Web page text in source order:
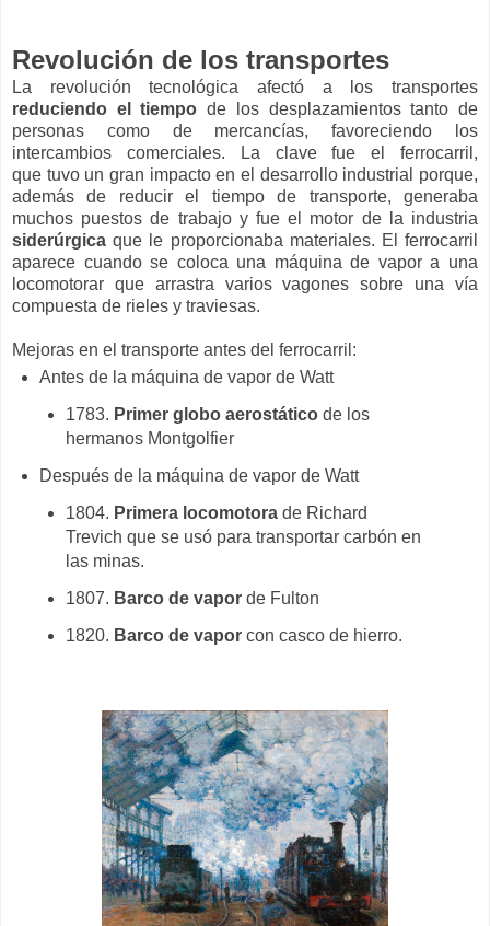
Revolución de los transportes
La revolución tecnológica afectó a los transportes
reduciendo el tiempo de los desplazamientos tanto de
personas como de mercancías, favoreciendo los
intercambios comerciales. La clave fue el ferrocarril,
que tuvo un gran impacto en el desarrollo industrial porque,
además de reducir el tiempo de transporte, generaba
muchos puestos de trabajo y fue el motor de la industria
siderúrgicaque le proporcionaba materiales. El ferrocarril
aparece cuando se coloca una máquina de vapor a una
locomotorar que arrastra varios vagones sobre una vía
compuesta de rieles y traviesas.
Mejoras en el transporte antes del ferrocarril:
Antes de la máquina de vapor de Watt
1783. Primer globo aerostático de los
hermanos Montgolfier
Después de la máquina de vapor de Watt
1804. Primera locomotora de Richard
Trevich que se usó para transportar carbón en
las minas.
1807. Barco de vapor de Fulton
1820. Barco de vaporcon casco de hierro.